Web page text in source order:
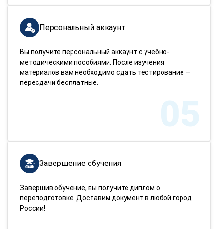
Персональный аккаунт
Вы получите персональный аккаунт с учебно-
методическими пособиями. После изучения
материалов вам необходимо сдать тестирование —
пересдачи бесплатные.
05
Завершение обучения
Завершив обучение, вы получите диплом о
переподготовке. Доставим документ в любой город
России!